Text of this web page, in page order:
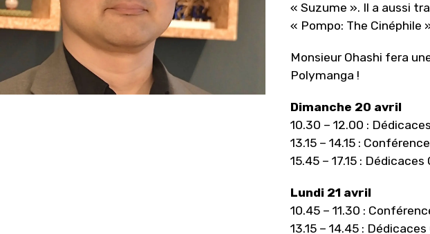
« Suzume ». Il a aussi
« Pompo: The Cinéphile
Monsieur Ohashi fera
Polymanga !
Dimanche 20 avril
10.30 – 12.00 :
13.15 – 14.15 :
15.45 – 17.15 :
Lundi 21 avril
10.45 – 11.30 :
13.15 – 14.45 :